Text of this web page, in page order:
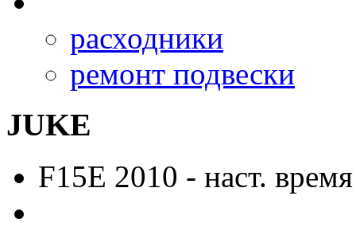
расходники
ремонт подвески
JUKE
F15E 2010 - наст. время